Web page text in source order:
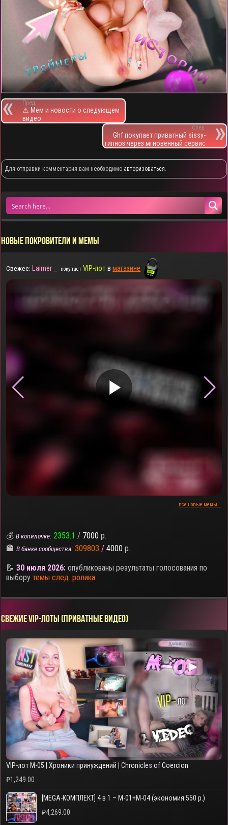
Пред.
⚠ Мем и новости о следующем
видео
След.
Ghf покупает приватный sissy-
гипноз через мгновенный сервис
Для отправки комментария вам необходимо авторизоваться.
НОВЫЕ ПОКРОВИТЕЛИ И МЕМЫ
Свежее: Laimer _ покупает VIP-лотвмагазине
▶
все новые мемы...
💰В копилочке: 2353.1 / 7000 р.
🏦В банке сообщества: 309803 / 4000 р.
📝30 июля 2026: опубликованы результаты голосования по
выборутемы след. ролика
СВЕЖИЕ VIP-ЛОТЫ (ПРИВАТНЫЕ ВИДЕО)
▶
VIP-лот M-05 | Хроники принуждений | Chronicles of Coercion
₽1,249.00
[MEGA-КОМПЛЕКТ] 4 в 1 – M-01+M-04 (экономия 550 р.)
₽4,269.00